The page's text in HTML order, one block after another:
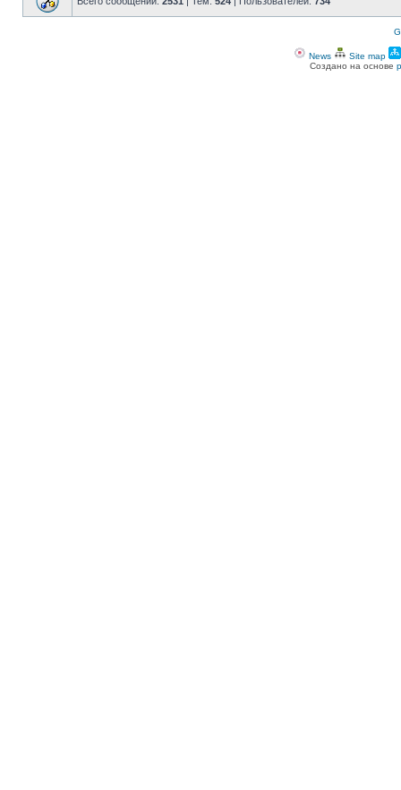
News Site map
Создано на основе